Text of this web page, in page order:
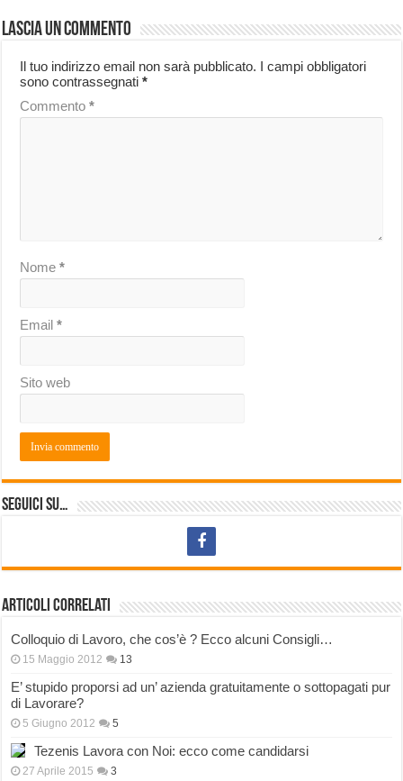
Lascia un commento
Il tuo indirizzo email non sarà pubblicato. I campi obbligatori
sono contrassegnati*
Commento*
Nome*
Email*
Sito web
Seguici su…
Articoli correlati
Colloquio di Lavoro, che cos’è ? Ecco alcuni Consigli…
15 Maggio 2012 13
E’ stupido proporsi ad un’ azienda gratuitamente o sottopagati pur
di Lavorare?
5 Giugno 2012 5
Tezenis Lavora con Noi: ecco come candidarsi
27 Aprile 2015 3